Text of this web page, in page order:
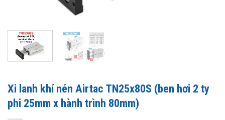
Xi lanh khí nén Airtac TN25x80S (ben hơi 2 ty
phi 25mm x hành trình 80mm)